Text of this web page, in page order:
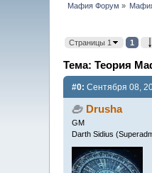
Мафия Форум »
Страницы 1 1
Тема: Теория
#0: Сентября 08,
Drusha
GM
Darth Sidius